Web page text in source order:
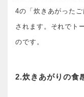
4の「炊きあがった
されます。それでト
のです。
2.炊きあがりの食